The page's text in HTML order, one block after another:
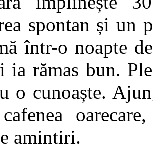
spontan și un
într-o noapte
ia rămas bun.
o cunoaște.
amintiri.